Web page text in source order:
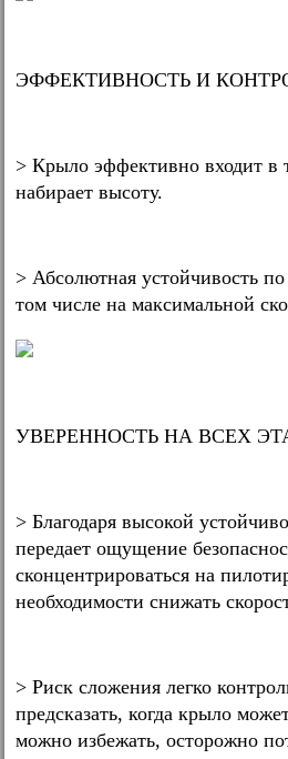
ЭФФЕКТИВНОСТЬ И
> Крыло эффективно входит в
набирает высоту.
> Абсолютная устойчивость
том числе на максимальной
УВЕРЕННОСТЬ НА ВСЕХ
> Благодаря высокой
передает ощущение
сконцентрироваться на
необходимости снижать
> Риск сложения легко
предсказать, когда крыло
можно избежать, осторожно